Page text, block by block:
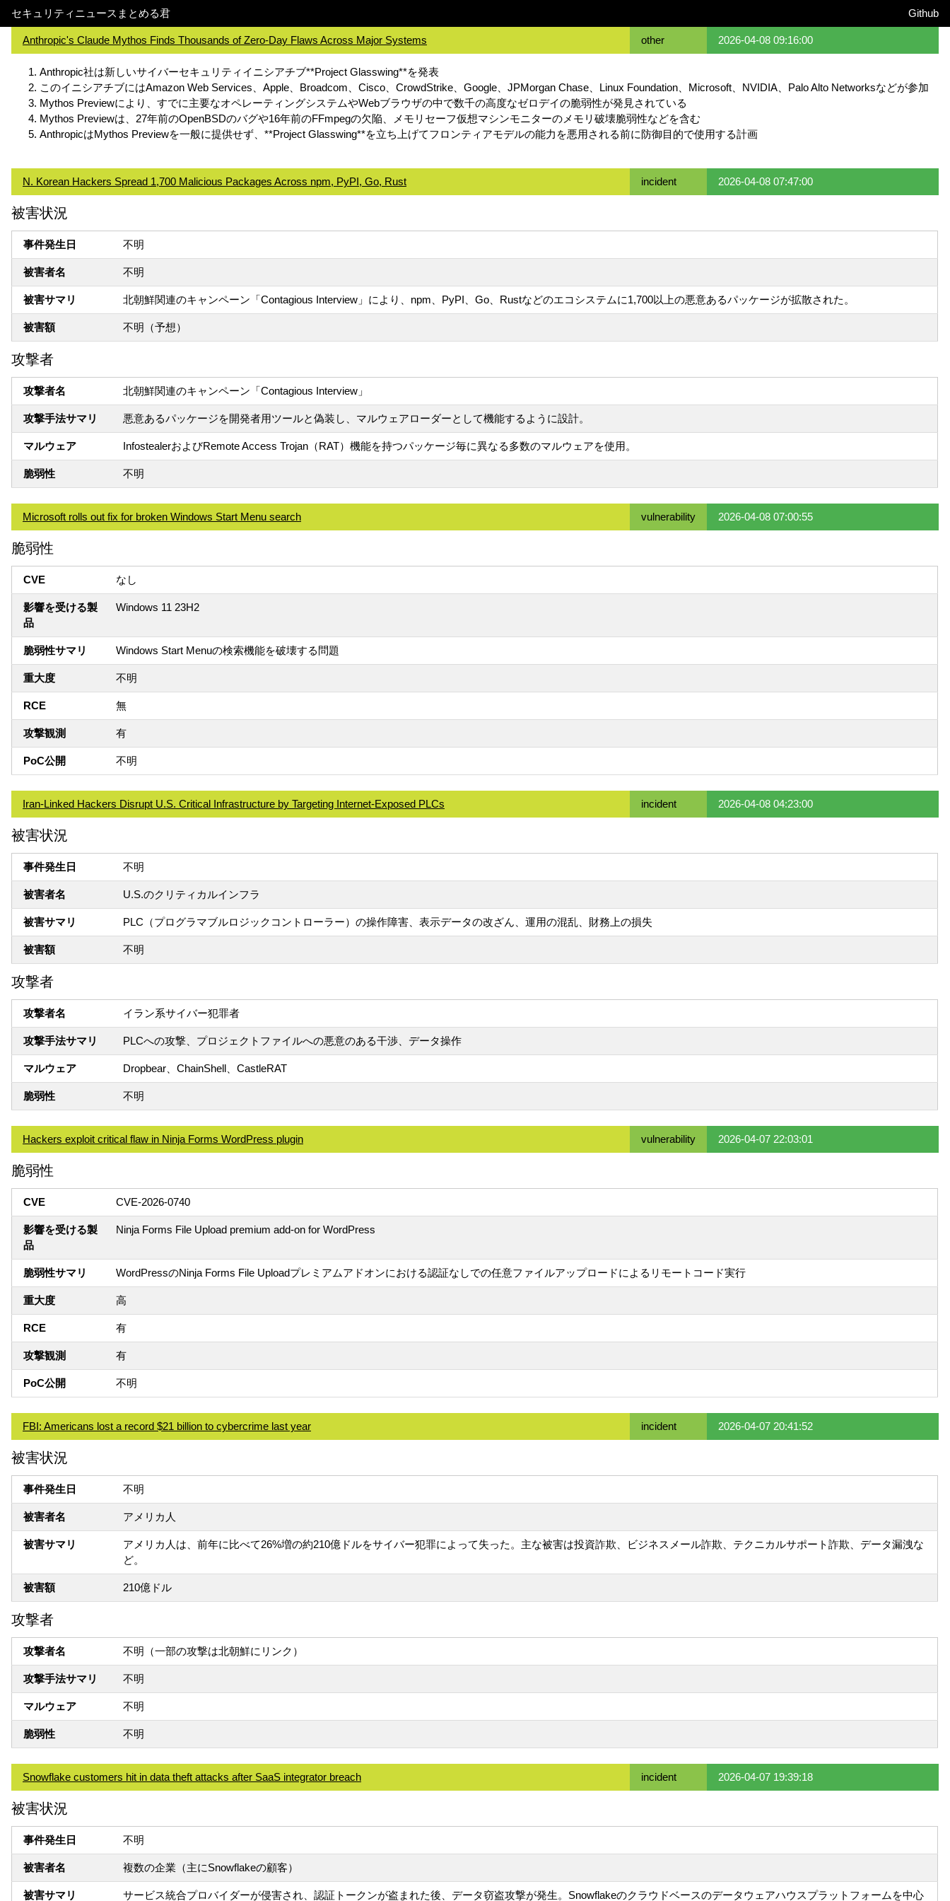
セキュリティニュースまとめる君 Github
Anthropic's Claude Mythos Finds Thousands of Zero-Day Flaws Across Major Systems other 2026-04-08 09:16:00
Anthropic社は新しいサイバーセキュリティイニシアチブ**Project Glasswing**を発表
このイニシアチブにはAmazon Web Services、Apple、Broadcom、Cisco、CrowdStrike、Google、JPMorgan Chase、Linux Foundation、Microsoft、NVIDIA、Palo Alto Networksなどが参加
Mythos Previewにより、すでに主要なオペレーティングシステムやWebブラウザの中で数千の高度なゼロデイの脆弱性が発見されている
Mythos Previewは、27年前のOpenBSDのバグや16年前のFFmpegの欠陥、メモリセーフ仮想マシンモニターのメモリ破壊脆弱性などを含む
AnthropicはMythos Previewを一般に提供せず、**Project Glasswing**を立ち上げてフロンティアモデルの能力を悪用される前に防御目的で使用する計画
N. Korean Hackers Spread 1,700 Malicious Packages Across npm, PyPI, Go, Rust incident 2026-04-08 07:47:00
被害状況
事件発生日 不明
被害者名 不明
被害サマリ 北朝鮮関連のキャンペーン「Contagious Interview」により、npm、PyPI、Go、Rustなどのエコシステムに1,700以上の悪意あるパッケージが拡散された。
被害額 不明（予想）
攻撃者
攻撃者名 北朝鮮関連のキャンペーン「Contagious Interview」
攻撃手法サマリ 悪意あるパッケージを開発者用ツールと偽装し、マルウェアローダーとして機能するように設計。
マルウェア InfostealerおよびRemote Access Trojan（RAT）機能を持つパッケージ毎に異なる多数のマルウェアを使用。
脆弱性 不明
Microsoft rolls out fix for broken Windows Start Menu search vulnerability 2026-04-08 07:00:55
脆弱性
CVE なし
影響を受ける製
品
Windows 11 23H2
脆弱性サマリ Windows Start Menuの検索機能を破壊する問題
重大度 不明
RCE 無
攻撃観測 有
PoC公開 不明
Iran-Linked Hackers Disrupt U.S. Critical Infrastructure by Targeting Internet-Exposed PLCs incident 2026-04-08 04:23:00
被害状況
事件発生日 不明
被害者名 U.S.のクリティカルインフラ
被害サマリ PLC（プログラマブルロジックコントローラー）の操作障害、表示データの改ざん、運用の混乱、財務上の損失
被害額 不明
攻撃者
攻撃者名 イラン系サイバー犯罪者
攻撃手法サマリ PLCへの攻撃、プロジェクトファイルへの悪意のある干渉、データ操作
マルウェア Dropbear、ChainShell、CastleRAT
脆弱性 不明
Hackers exploit critical flaw in Ninja Forms WordPress plugin vulnerability 2026-04-07 22:03:01
脆弱性
CVE CVE-2026-0740
影響を受ける製
品
Ninja Forms File Upload premium add-on for WordPress
脆弱性サマリ WordPressのNinja Forms File Uploadプレミアムアドオンにおける認証なしでの任意ファイルアップロードによるリモートコード実行
重大度 高
RCE 有
攻撃観測 有
PoC公開 不明
FBI: Americans lost a record $21 billion to cybercrime last year incident 2026-04-07 20:41:52
被害状況
事件発生日 不明
被害者名 アメリカ人
被害サマリ
アメリカ人は、前年に比べて26%増の約210億ドルをサイバー犯罪によって失った。主な被害は投資詐欺、ビジネスメール詐欺、テクニカルサポート詐欺、データ漏洩な
ど。
被害額 210億ドル
攻撃者
攻撃者名 不明（一部の攻撃は北朝鮮にリンク）
攻撃手法サマリ 不明
マルウェア 不明
脆弱性 不明
Snowflake customers hit in data theft attacks after SaaS integrator breach incident 2026-04-07 19:39:18
被害状況
事件発生日 不明
被害者名 複数の企業（主にSnowflakeの顧客）
被害サマリ
サービス統合プロバイダーが侵害され、認証トークンが盗まれた後、データ窃盗攻撃が発生。Snowflakeのクラウドベースのデータウェアハウスプラットフォームを中心